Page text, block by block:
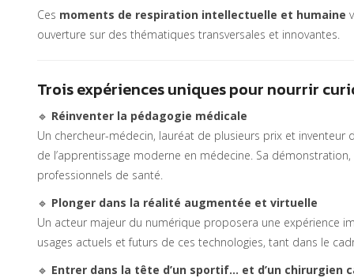
Ces moments de respiration intellectuelle et humaine
ouverture sur des thématiques transversales et innovantes.
Trois expériences uniques pour nourrir
🔹 Réinventer la pédagogie médicale
Un chercheur-médecin, lauréat de plusieurs prix et
de l’apprentissage moderne en médecine. Sa
professionnels de santé.
🔹 Plonger dans la réalité augmentée et virtuelle
Un acteur majeur du numérique proposera une expérience
usages actuels et futurs de ces technologies, tant dans le
🔹 Entrer dans la tête d’un sportif… et d’un chirurgien